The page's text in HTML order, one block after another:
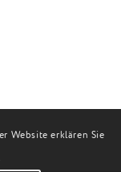
Website erklären Sie